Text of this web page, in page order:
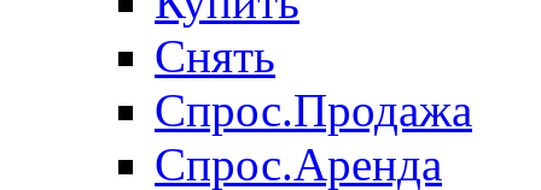
Снять
Спрос.Продажа
Спрос.Аренда